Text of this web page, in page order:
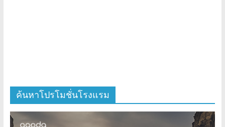
ค้นหาโปรโมชั่นโรงแรม